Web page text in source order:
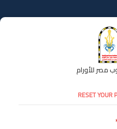
مصر للأورام
RESET YOUR